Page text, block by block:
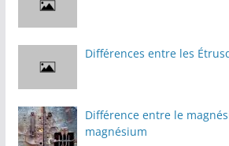
Différences entre les
Différence entre le
magnésium